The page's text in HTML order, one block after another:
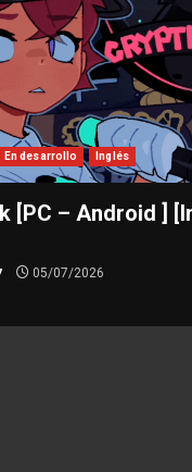
En desarrollo Inglés
[PC – Android ]
05/07/2026